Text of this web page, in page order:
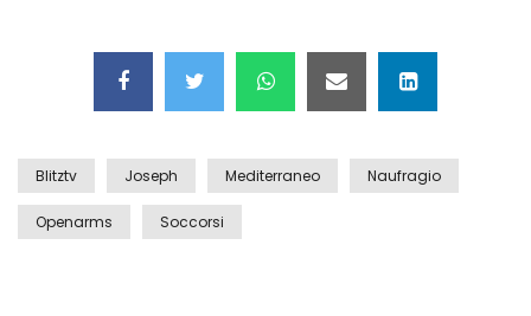
Grattacielo crolla per un incendio
Il gelo estremo crea un vulcano
incredibile
Blitztv Joseph Mediterraneo Naufragio
Openarms Soccorsi